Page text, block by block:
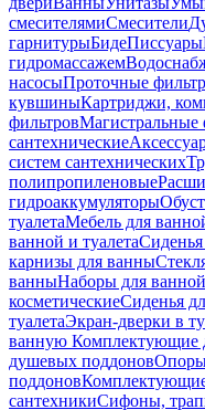
смесителямиСмесители
гарнитурыБидеПиссуары
гидромассажем
насосыПроточные
кувшиныКартриджи,
фильтровМагистральные
сантехнические
систем сантехнических
полипропиленовые
гидроаккумуляторы
туалетаМебель для
ванной и туалетаСиденья
карнизы для ванны
ванныНаборы для ванной
косметическиеСиденья
туалетаЭкран-дверки в
ванную Комплектующие
душевых поддонов
поддонов
сантехникиСифоны,